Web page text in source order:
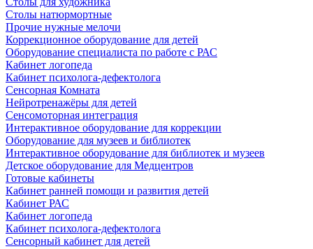
Столы натюрмортные
Прочие нужные мелочи
Коррекционное оборудование для детей
Оборудование специалиста по работе с РАС
Кабинет логопеда
Кабинет психолога-дефектолога
Сенсорная Комната
Нейротренажёры для детей
Сенсомоторная интеграция
Интерактивное оборудование для коррекции
Оборудование для музеев и библиотек
Интерактивное оборудование для библиотек и музеев
Детское оборудование для Медцентров
Готовые кабинеты
Кабинет ранней помощи и развития детей
Кабинет РАС
Кабинет логопеда
Кабинет психолога-дефектолога
Сенсорный кабинет для детей